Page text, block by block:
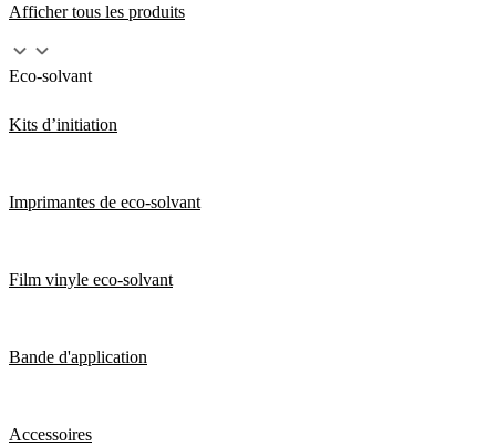
Afficher tous les produits
Eco-solvant
Kits d’initiation
Imprimantes de eco-solvant
Film vinyle eco-solvant
Bande d'application
Accessoires